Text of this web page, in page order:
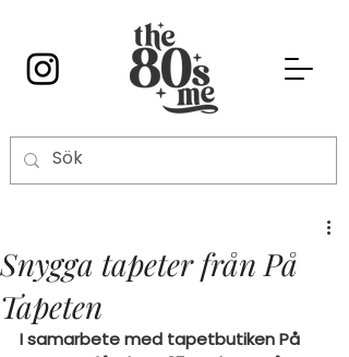
Snygga tapeter från På
Tapeten
I samarbete med tapetbutiken På